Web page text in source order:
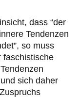
dass “der
Tendenzen
so muss
faschistische
sich daher